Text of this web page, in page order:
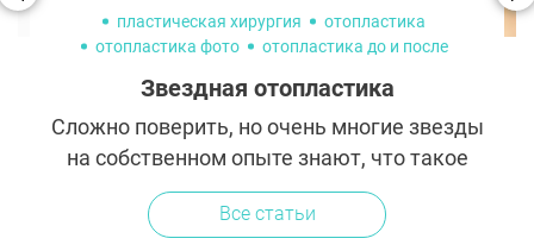
пластическая хирургия
отопластика
отопластика фото
отопластика до и после
зарубежные знаменитости
Звездная отопластика
Сложно поверить, но очень многие звезды
на собственном опыте знают, что такое
издевки одноклассников и комплексы из-
за лопоухости. Однако некоторые из них
Все статьи